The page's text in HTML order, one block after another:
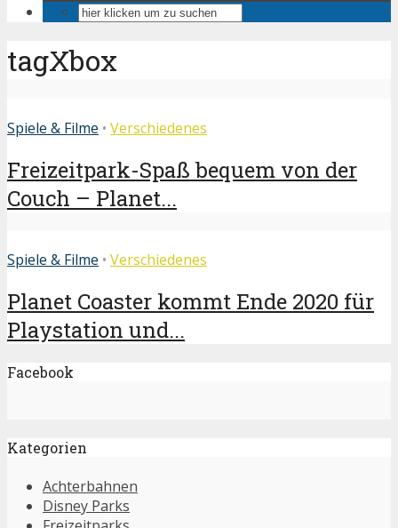
tagXbox
Spiele & Filme • Verschiedenes
Freizeitpark-Spaß bequem von der
Couch – Planet...
Spiele & Filme • Verschiedenes
Planet Coaster kommt Ende 2020 für
Playstation und...
Facebook
Kategorien
Achterbahnen
Disney Parks